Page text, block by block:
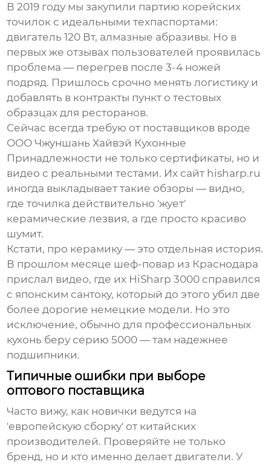
В 2019 году мы закупили партию корейских
точилок с идеальными техпаспортами:
двигатель 120 Вт, алмазные абразивы. Но в
первых же отзывах пользователей проявилась
проблема — перегрев после 3-4 ножей
подряд. Пришлось срочно менять логистику и
добавлять в контракты пункт о тестовых
образцах для ресторанов.
Сейчас всегда требую от поставщиков вроде
ООО Чжуншань Хайвэй Кухонные
Принадлежности не только сертификаты, но и
видео с реальными тестами. Их сайт hisharp.ru
иногда выкладывает такие обзоры — видно,
где точилка действительно 'жует'
керамические лезвия, а где просто красиво
шумит.
Кстати, про керамику — это отдельная история.
В прошлом месяце шеф-повар из Краснодара
прислал видео, где их HiSharp 3000 справился
с японским сантоку, который до этого убил две
более дорогие немецкие модели. Но это
исключение, обычно для профессиональных
кухонь беру серию 5000 — там надежнее
подшипники.
Типичные ошибки при выборе
оптового поставщика
Часто вижу, как новички ведутся на
'европейскую сборку' от китайских
производителей. Проверяйте не только
бренд, но и кто именно делает двигатели. У